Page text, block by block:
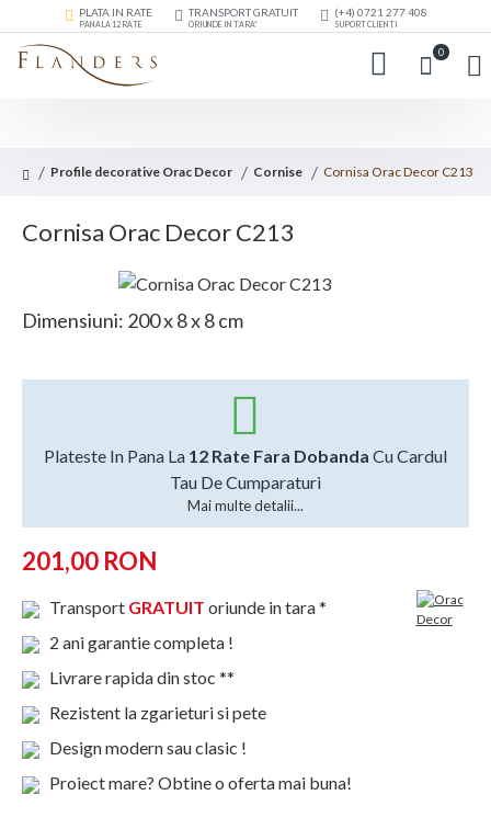
PLATA IN RATE
PANA LA 12 RATE
TRANSPORT GRATUIT
ORIUNDE IN TARA*
(+4) 0721 277 408
SUPORT CLIENTI
0
Profile decorative Orac Decor Cornise Cornisa Orac Decor C213
Cornisa Orac Decor C213
Dimensiuni: 200 x 8 x 8 cm
Plateste In Pana La 12 Rate Fara Dobanda Cu Cardul
Tau De Cumparaturi
Mai multe detalii...
201,00 RON
Transport GRATUIT oriunde in tara *
2 ani garantie completa !
Livrare rapida din stoc **
Rezistent la zgarieturi si pete
Design modern sau clasic !
Proiect mare? Obtine o oferta mai buna!